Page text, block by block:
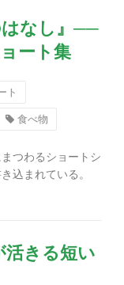
はなし』──
ート集
ト
食べ物
つわるショートシ
込まれている。
活きる短い